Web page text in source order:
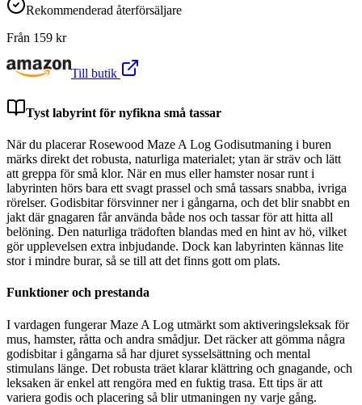
Rekommenderad återförsäljare
Från 159 kr
Till butik
Tyst labyrint för nyfikna små tassar
När du placerar Rosewood Maze A Log Godisutmaning i buren
märks direkt det robusta, naturliga materialet; ytan är sträv och lätt
att greppa för små klor. När en mus eller hamster nosar runt i
labyrinten hörs bara ett svagt prassel och små tassars snabba, ivriga
rörelser. Godisbitar försvinner ner i gångarna, och det blir snabbt en
jakt där gnagaren får använda både nos och tassar för att hitta all
belöning. Den naturliga trädoften blandas med en hint av hö, vilket
gör upplevelsen extra inbjudande. Dock kan labyrinten kännas lite
stor i mindre burar, så se till att det finns gott om plats.
Funktioner och prestanda
I vardagen fungerar Maze A Log utmärkt som aktiveringsleksak för
mus, hamster, råtta och andra smådjur. Det räcker att gömma några
godisbitar i gångarna så har djuret sysselsättning och mental
stimulans länge. Det robusta träet klarar klättring och gnagande, och
leksaken är enkel att rengöra med en fuktig trasa. Ett tips är att
variera godis och placering så blir utmaningen ny varje gång.